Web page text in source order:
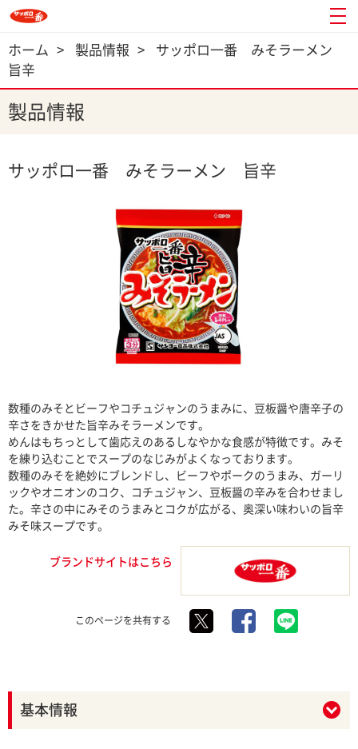
ホーム > 製品情報 >
サッポロ一番 みそラーメン
旨辛
製品情報
サッポロ一番 みそラーメン 旨辛
数種のみそとビーフやコチュジャンのうまみに、豆板醤や唐辛子の
辛さをきかせた旨辛みそラーメンです。
めんはもちっとして歯応えのあるしなやかな食感が特徴です。みそ
を練り込むことでスープのなじみがよくなっております。
数種のみそを絶妙にブレンドし、ビーフやポークのうまみ、ガーリ
ックやオニオンのコク、コチュジャン、豆板醤の辛みを合わせまし
た。辛さの中にみそのうまみとコクが広がる、奥深い味わいの旨辛
みそ味スープです。
ブランドサイトはこちら
このページを共有する
基本情報